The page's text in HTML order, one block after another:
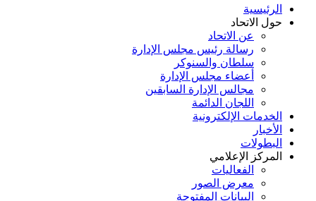
الرئيسية
حول الاتحاد
عن الاتحاد
رسالة رئيس مجلس الإدارة
سلطان والسنوكر
أعضاء مجلس الإدارة
مجالس الإدارة السابقين
اللجان الدائمة
الخدمات الإلكترونية
الأخبار
البطولات
المركز الإعلامي
الفعاليات
معرض الصور
البيانات المفتوحة